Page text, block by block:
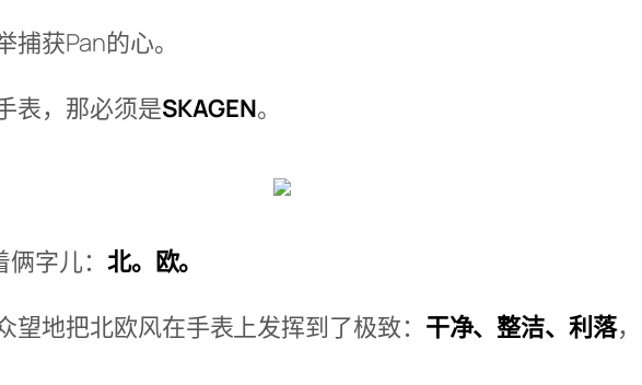
捕获Pan的心。
表，那必须是SKAGEN。
字儿： 北。欧。
望地把北欧风在手表上发挥到了极致： 干净、整洁、利落